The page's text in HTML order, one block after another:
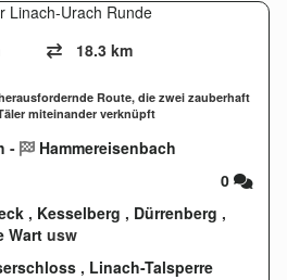
Linach-Urach Runde
18.3 km
Route, die zwei zauberhaft
miteinander verknüpft
-
Hammereisenbach
0
, Kesselberg , Dürrenberg ,
Wartusw
, Linach-Talsperre